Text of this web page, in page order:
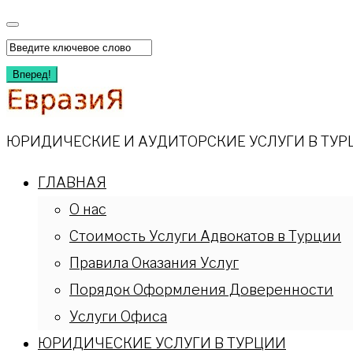
Перейти
к
содержимому
Искать:
Вперед!
ЮРИДИЧЕСКИЕ И АУДИТОРСКИЕ УСЛУГИ В
ГЛАВНАЯ
О нас
Стоимость Услуги Адвокатов в Турции
Правила Оказания Услуг
Порядок Оформления Доверенности
Услуги Офиса
ЮРИДИЧЕСКИЕ УСЛУГИ В ТУРЦИИ